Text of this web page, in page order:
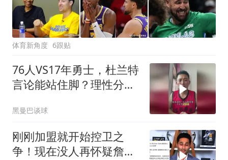
体育新角度 6跟贴
76人VS17年勇士，杜兰特
言论能站住脚？理性分析
黑曼巴谈球
刚刚加盟就开始控卫之
争！现在没人再怀疑詹姆